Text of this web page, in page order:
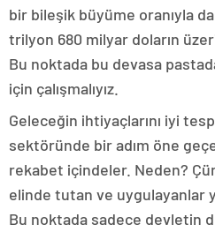
bir bileşik büyüme oranıyla da
trilyon 680 milyar doların
Bu noktada bu devasa
için çalışmalıyız.
Geleceğin ihtiyaçlarını iyi
sektöründe bir adım öne
rekabet içindeler. Neden?
elinde tutan ve uygulayanlar
Bu noktada sadece devletin